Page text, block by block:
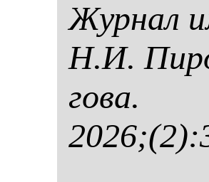
Жур­нал
Н.И.
го­ва.